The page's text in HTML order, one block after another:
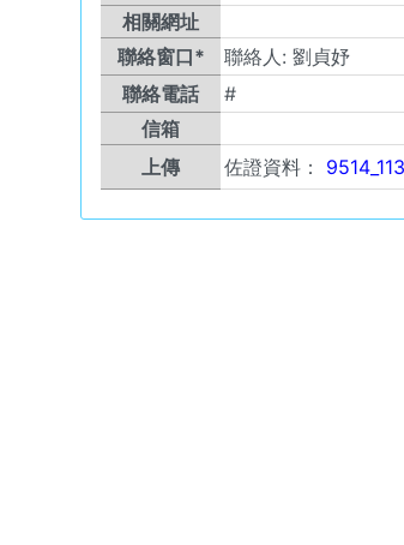
相關網址
聯絡窗口*
聯絡人:劉貞妤
聯絡電話
#
信箱
上傳
佐證資料：